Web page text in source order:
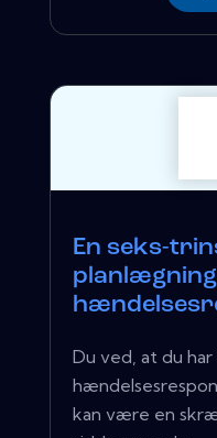
En seks-
Du ved, at du
kan være en